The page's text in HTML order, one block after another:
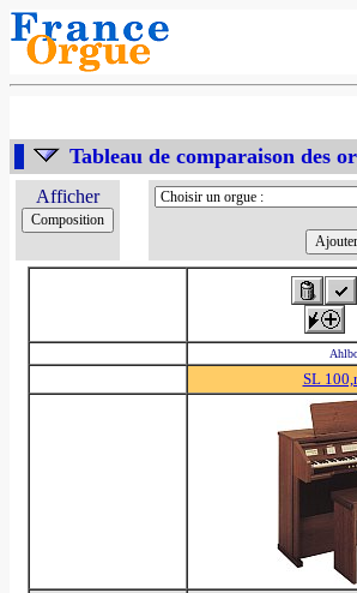
Tableau de comparaison des
Afficher
SL